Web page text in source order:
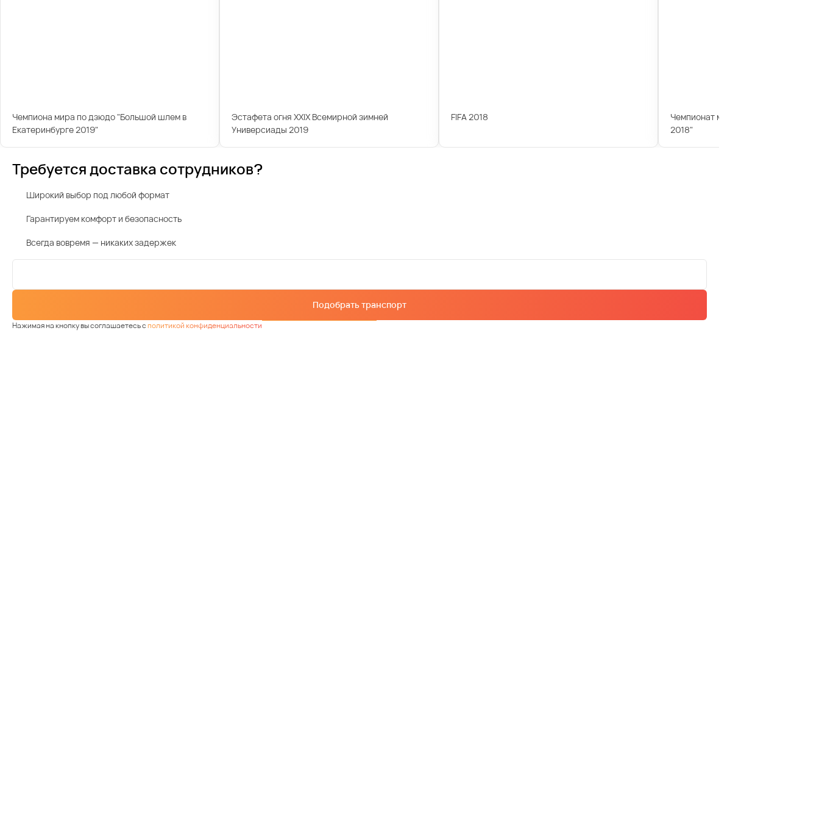
Чемпиона мира по дзюдо "Большой шлем в
Екатеринбурге 2019"
Эстафета огня XXIX Всемирной зимней
Универсиады 2019
FIFA 2018
Чемпионат мира по дзюдо
2018"
Требуется доставка сотрудников?
Широкий выбор под любой формат
Гарантируем комфорт и безопасность
Всегда вовремя — никаких задержек
Подобрать транспорт
Нажимая на кнопку вы соглашаетесь сполитикой конфиденциальности